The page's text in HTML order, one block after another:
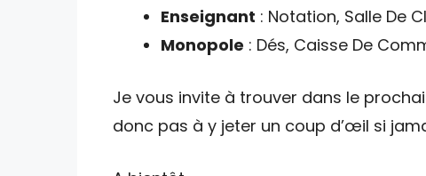
Enseignant : Notation, Salle De
Monopole : Dés, Caisse De
Je vous invite à trouver dans le
donc pas à y jeter un coup d’œil si